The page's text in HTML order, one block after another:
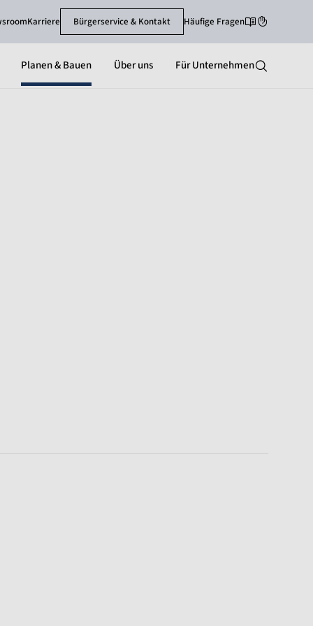
Karriere Bürgerservice & Kontakt Häufige FragenLeichte Sprache
Planen & Bauen Über uns Für Unternehmen